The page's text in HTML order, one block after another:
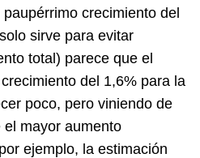
crecimiento del
sirve para evitar
total) parece que el
del 1,6% para la
poco, pero viniendo de
mayor aumento
ejemplo, la estimación